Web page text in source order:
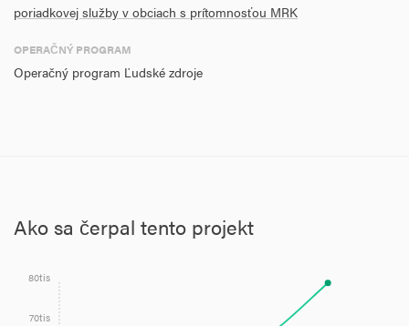
poriadkovej služby v obciach s prítomnosťou MRK
OPERAČNÝ PROGRAM
Operačný program Ľudské zdroje
Ako sa čerpal tento projekt
70tis
80tis